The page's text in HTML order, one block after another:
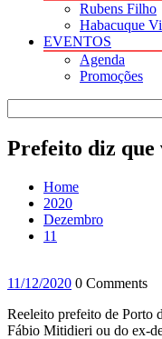
Rubens Filho
Habacuque
EVENTOS
Agenda
Promoções
Prefeito diz
Home
2020
Dezembro
11
11/12/2020 0 Comments
Reeleito prefeito de Porto
Fábio Mitidieri ou do ex-